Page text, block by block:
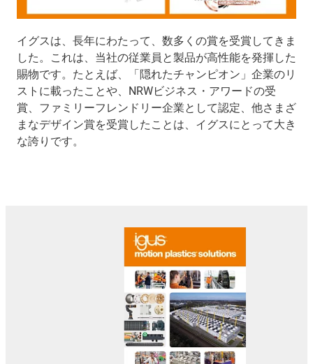
イグスは、長年にわたって、数多くの賞を受賞してきま
した。これは、当社の従業員と製品が高性能を発揮した
賜物です。たとえば、「隠れたチャンピオン」企業のリ
ストに載ったことや、NRWビジネス・アワードの受
賞、ファミリーフレンドリー企業として認定、他さまざ
まなデザイン賞を受賞したことは、イグスにとって大き
な誇りです。